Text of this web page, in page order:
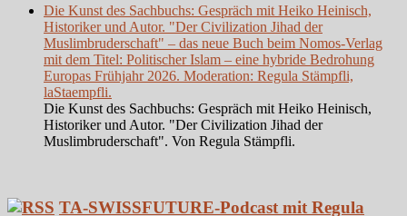
Die Kunst des Sachbuchs: Gespräch mit Heiko Heinisch,
Historiker und Autor. "Der Civilization Jihad der
Muslimbruderschaft" – das neue Buch beim Nomos-Verlag
mit dem Titel: Politischer Islam – eine hybride Bedrohung
Europas Frühjahr 2026. Moderation: Regula Stämpfli,
laStaempfli.
Die Kunst des Sachbuchs: Gespräch mit Heiko Heinisch,
Historiker und Autor. "Der Civilization Jihad der
Muslimbruderschaft". Von Regula Stämpfli.
TA-SWISSFUTURE-Podcast mit Regula